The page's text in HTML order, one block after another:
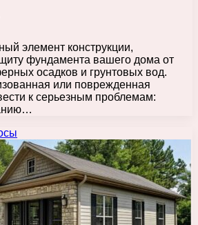
элемент конструкции,
фундамента вашего дома от
осадков и грунтовых вод.
или поврежденная
к серьезным проблемам: